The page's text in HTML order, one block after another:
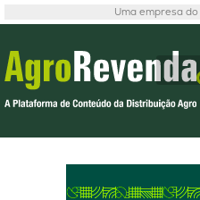
Uma empresa do